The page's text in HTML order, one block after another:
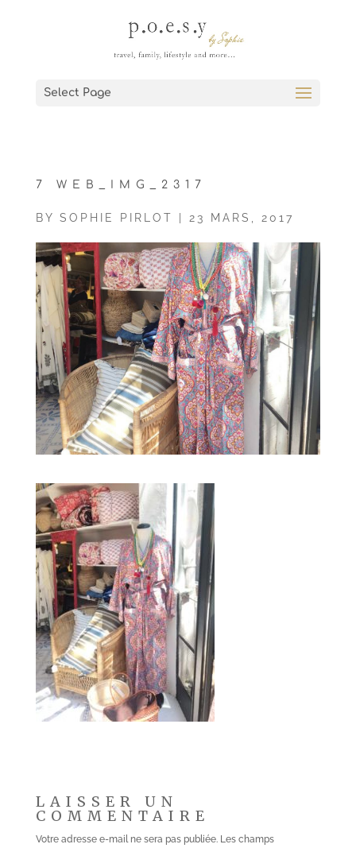
Select Page
7 WEB_IMG_2317
BY SOPHIE PIRLOT 23 MARS, 2017
LAISSER UN
COMMENTAIRE
Votre adresse e-mail ne sera pas publiée. Les champs